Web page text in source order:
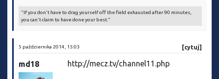
"If you don't have to drag yourself off the field exhausted after 90 minutes,
you can't claim to have done your best."
5 października 2014, 15:03 [cytuj]
md18 http://mecz.tv/channel11.php